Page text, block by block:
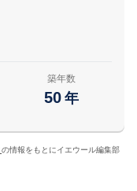
築年数
50 年
の情報をもとにイエウール編集部